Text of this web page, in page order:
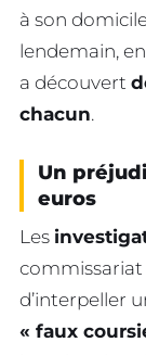
à son
lendemain,
a découvert
chacun.
Un
euros
Les
commissariat
d’interpeller
« faux